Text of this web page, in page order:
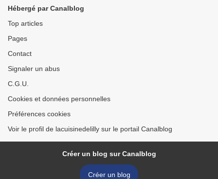
Hébergé par Canalblog
Top articles
Pages
Contact
Signaler un abus
C.G.U.
Cookies et données personnelles
Préférences cookies
Voir le profil de lacuisinedelilly sur le portail Canalblog
Créer un blog sur Canalblog
Créer un blog